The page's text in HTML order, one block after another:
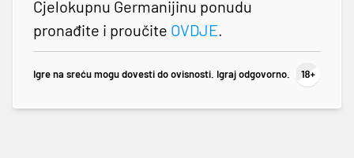
Cjelokupnu Germanijinu ponudu
pronađite i proučite OVDJE.
Igre na sreću mogu dovesti do ovisnosti. Igraj odgovorno.